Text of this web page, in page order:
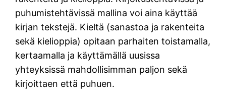
puhumistehtävissä mallina voi aina käyttää
kirjan tekstejä. Kieltä (sanastoa ja rakenteita
sekä kielioppia) opitaan parhaiten toistamalla,
kertaamalla ja käyttämällä uusissa
yhteyksissä mahdollisimman paljon sekä
kirjoittaen että puhuen.